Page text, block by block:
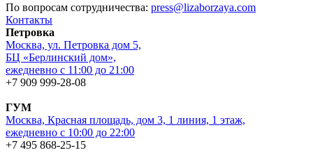
По вопросам сотрудничества: press@lizaborzaya.com
Контакты
Петровка
Москва, ул. Петровка дом 5,
БЦ «Берлинский дом»,
ежедневно с 11:00 до 21:00
+7 909 999-28-08
ГУМ
Москва, Красная площадь, дом 3, 1 линия, 1 этаж,
ежедневно с 10:00 до 22:00
+7 495 868-25-15